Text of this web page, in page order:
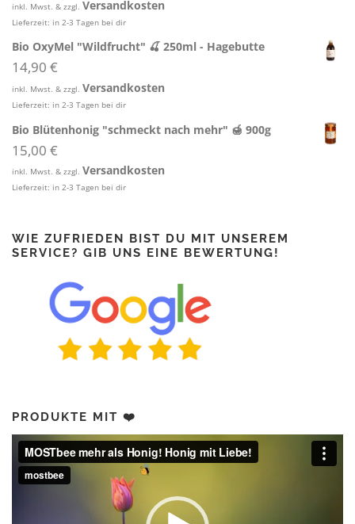
inkl. Mwst. & zzgl. Versandkosten
Lieferzeit: in 2-3 Tagen bei dir
Bio OxyMel "Wildfrucht" 🍒 250ml - Hagebutte
14,90 €
inkl. Mwst. & zzgl. Versandkosten
Lieferzeit: in 2-3 Tagen bei dir
Bio Blütenhonig "schmeckt nach mehr" 🍯 900g
15,00 €
inkl. Mwst. & zzgl. Versandkosten
Lieferzeit: in 2-3 Tagen bei dir
WIE ZUFRIEDEN BIST DU MIT UNSEREM
SERVICE? GIB UNS EINE BEWERTUNG!
PRODUKTE MIT ❤️
Video-
Player